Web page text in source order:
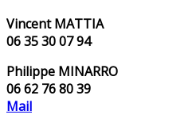
Vincent MATTIA
06 35 30 07 94
Philippe MINARRO
06 62 76 80 39
Mail